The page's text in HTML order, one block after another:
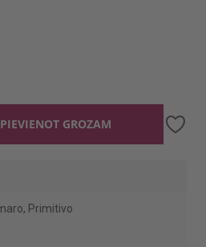
PIEVIENOT GROZAM
Primitivo